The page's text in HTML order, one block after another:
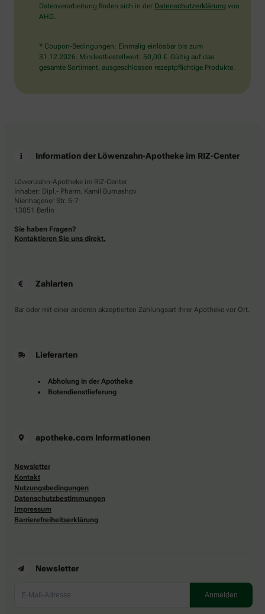
Datenverarbeitung finden sich in der Datenschutzerklärung von
AHD.
* Coupon-Bedingungen: Einmalig einlösbar bis zum
31.12.2026. Mindestbestellwert: 50,00 €. Gültig auf das
gesamte Sortiment, ausgeschlossen rezeptpflichtige Produkte.
Information der Löwenzahn-Apotheke im RIZ-Center
Löwenzahn-Apotheke im RIZ-Center
Inhaber: Dipl.- Pharm. Kamil Burnashov
Nienhagener Str. 5-7
13051 Berlin
Sie haben Fragen?
Kontaktieren Sie uns direkt.
Zahlarten
Bar oder mit einer anderen akzeptierten Zahlungsart Ihrer Apotheke vor Ort.
Lieferarten
Abholung in der Apotheke
Botendienstlieferung
apotheke.com Informationen
Newsletter
Kontakt
Nutzungsbedingungen
Datenschutzbestimmungen
Impressum
Barrierefreiheitserklärung
Newsletter